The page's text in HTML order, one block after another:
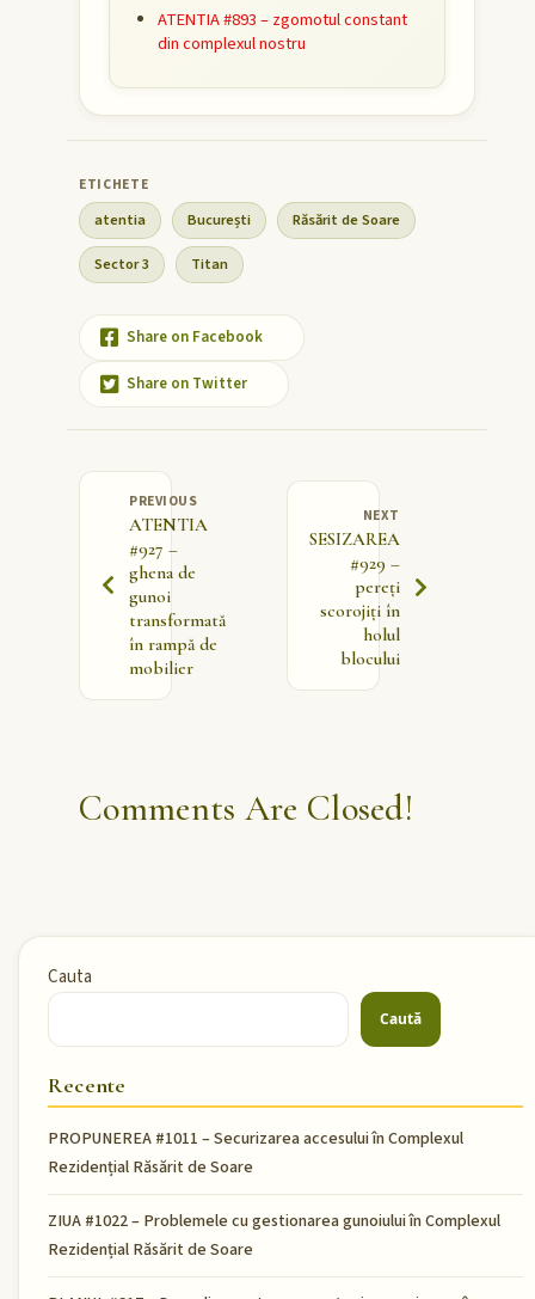
ATENTIA #893 – zgomotul constant
din complexul nostru
atentia București Răsărit de Soare
Sector 3 Titan
Share on Facebook
Share on Twitter
PREVIOUS
ATENTIA
#927 –
ghena de
gunoi
transformată
în rampă de
mobilier
NEXT
SESIZAREA
#929 –
pereți
scorojiți în
holul
blocului
Comments Are Closed!
Cauta
Caută
Recente
PROPUNEREA #1011 – Securizarea accesului în Complexul
Rezidențial Răsărit de Soare
ZIUA #1022 – Problemele cu gestionarea gunoiului în Complexul
Rezidențial Răsărit de Soare